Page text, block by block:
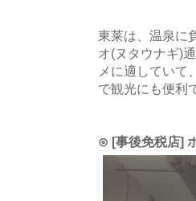
東莱は、温泉に
オ(ヌタウナギ)
メに適していて
で観光にも便利
⊙ [事後免税店]